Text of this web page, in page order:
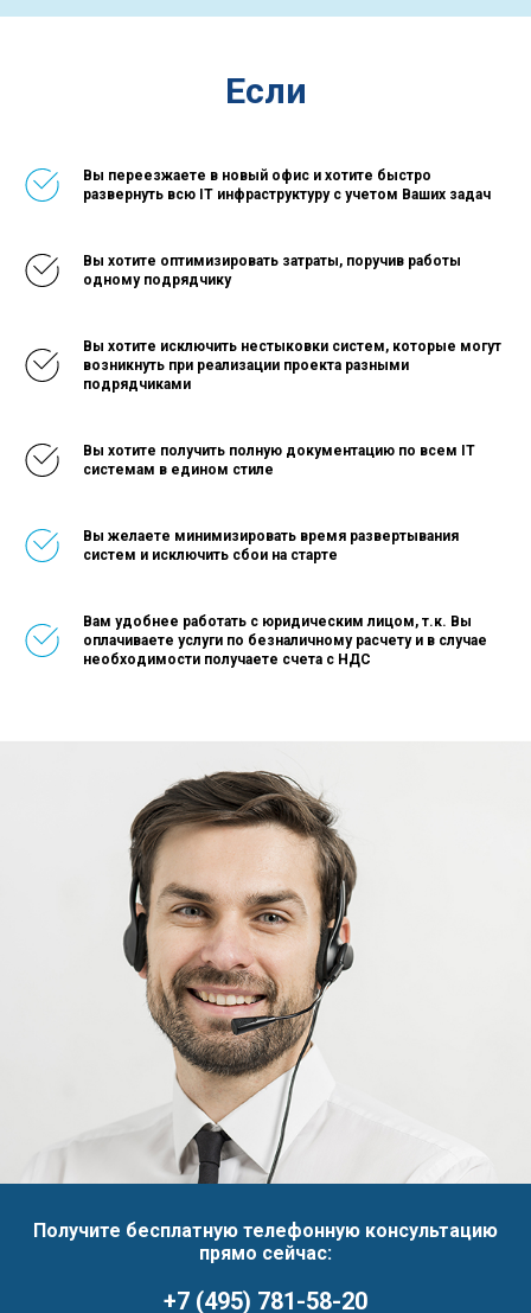
Если
Вы переезжаете в новый офис и хотите быстро
развернуть всю IT инфраструктуру с учетом Ваших задач
Вы хотите оптимизировать затраты, поручив работы
одному подрядчику
Вы хотите исключить нестыковки систем, которые могут
возникнуть при реализации проекта разными
подрядчиками
Вы хотите получить полную документацию по всем IT
системам в едином стиле
Вы желаете минимизировать время развертывания
систем и исключить сбои на старте
Вам удобнее работать с юридическим лицом, т.к. Вы
оплачиваете услуги по безналичному расчету и в случае
необходимости получаете счета с НДС
Получите бесплатную телефонную консультацию
прямо сейчас:
+7 (495) 781-58-20